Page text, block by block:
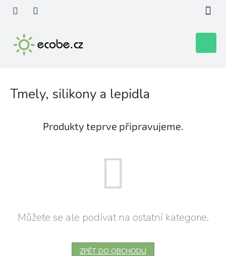
obsah
košík
Tmely, silikony a lepidla
Produkty teprve připravujeme.
Můžete se ale podívat na ostatní kategorie.
ZPĚT DO OBCHODU